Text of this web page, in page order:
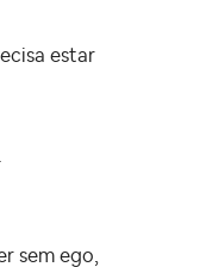
estar
sem ego,